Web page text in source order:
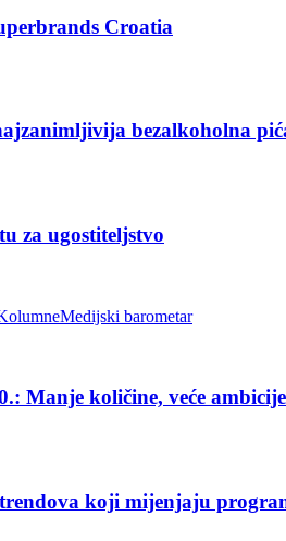
Croatia
bezalkoholna
za ugostiteljstvo
Medijski barometar
Manje količine, veće ambicije
koji mijenjaju